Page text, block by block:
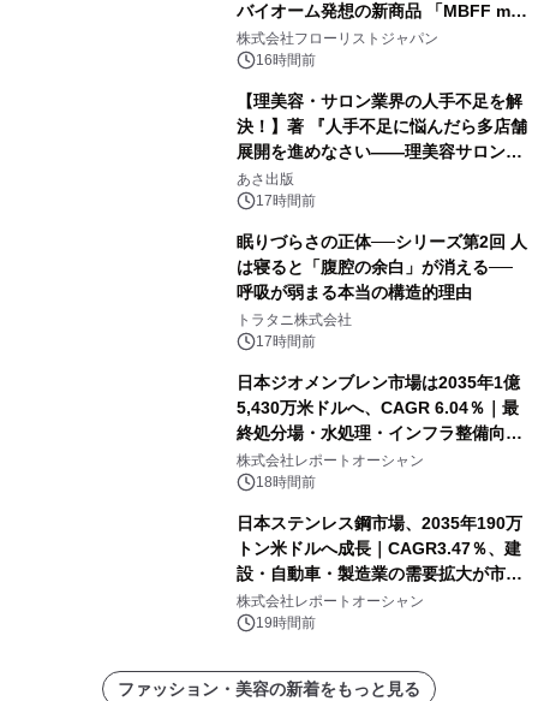
バイオーム発想の新商品 「MBFF mb
クレンジングPRO」を2026年8月6日
発売
株式会社フローリストジャパン
16時間前
【理美容・サロン業界の人手不足を解
決！】著 『人手不足に悩んだら多店舗
展開を進めなさい――理美容サロン
「多店舗展開」の教科書』2026年8月
24日（月）発売
あさ出版
17時間前
眠りづらさの正体──シリーズ第2回 人
は寝ると「腹腔の余白」が消える──
呼吸が弱まる本当の構造的理由
トラタニ株式会社
17時間前
日本ジオメンブレン市場は2035年1億
5,430万米ドルへ、CAGR 6.04％｜最
終処分場・水処理・インフラ整備向け
需要拡大
株式会社レポートオーシャン
18時間前
日本ステンレス鋼市場、2035年190万
トン米ドルへ成長｜CAGR3.47％、建
設・自動車・製造業の需要拡大が市場
を牽引
株式会社レポートオーシャン
19時間前
ファッション・美容の新着をもっと見る